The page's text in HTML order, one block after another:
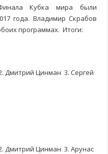
Кубка мира были
года. Владимир Скрабов
программах. Итоги:
Дмитрий Цинман 3. Сергей
Дмитрий Цинман 3. Арунас